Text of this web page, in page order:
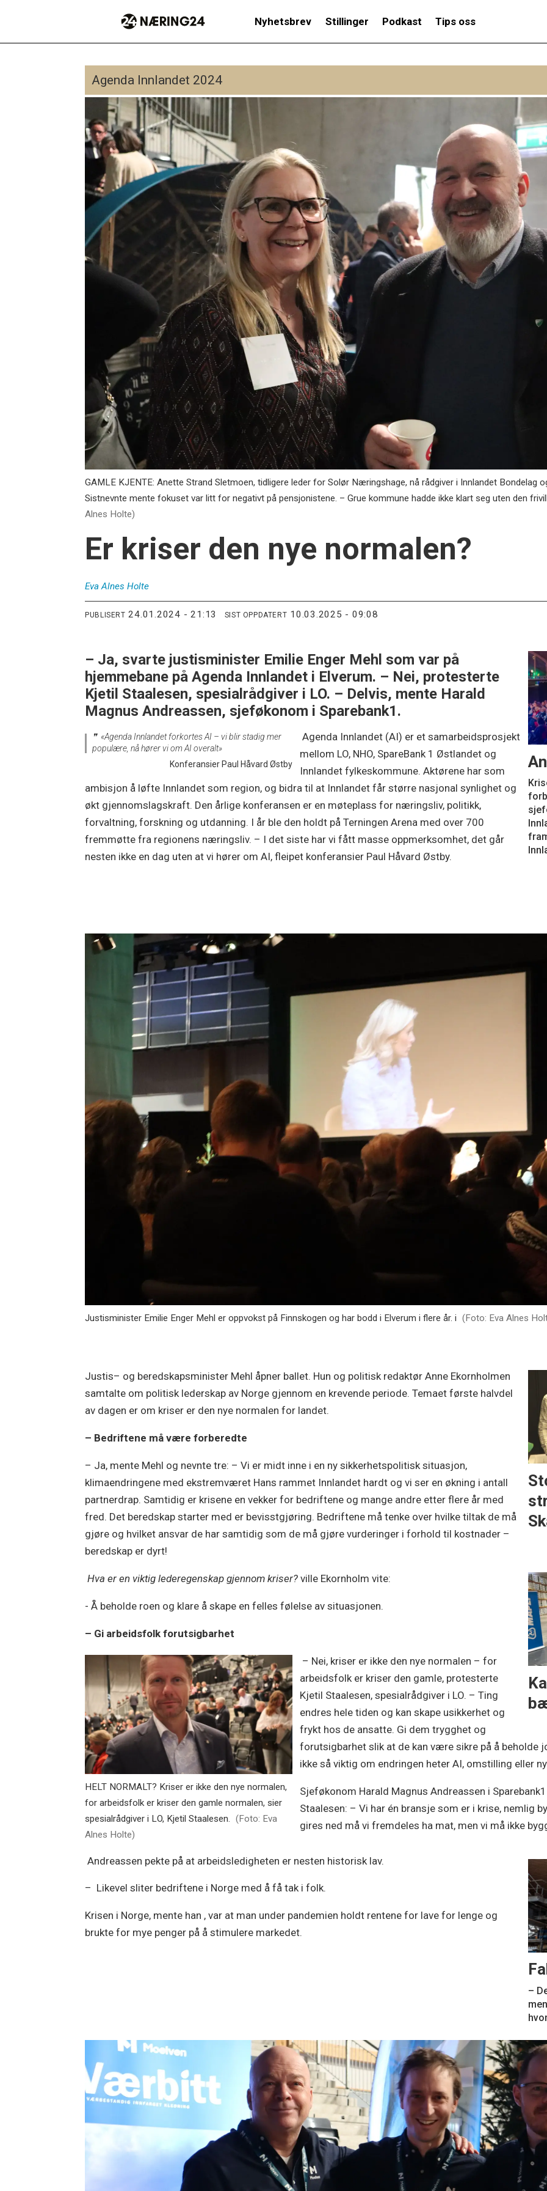
Nyhetsbrev Stillinger Podkast Tips oss
Agenda Innlandet 2024
GAMLE KJENTE: Anette Strand Sletmoen, tidligere leder for Solør Næringshage, nå rådgiver i Innlandet Bondelag
Sistnevnte mente fokuset var litt for negativt på pensjonistene. – Grue kommune hadde ikke klart seg uten den
Alnes Holte)
Er kriser den nye normalen?
Eva Alnes Holte
PUBLISERT 24.01.2024 - 21:13 SIST OPPDATERT 10.03.2025 - 09:08
– Ja, svarte justisminister Emilie Enger Mehl som var på
hjemmebane på Agenda Innlandet i Elverum. – Nei, protesterte
Kjetil Staalesen, spesialrådgiver i LO. – Delvis, mente Harald
Magnus Andreassen, sjeføkonom i Sparebank1.
«Agenda Innlandet forkortes AI – vi blir stadig mer
populære, nå hører vi om AI overalt»
Konferansier Paul Håvard Østby
Agenda Innlandet (AI) er et samarbeidsprosjekt
mellom LO, NHO, SpareBank 1 Østlandet og
Innlandet fylkeskommune. Aktørene har som
ambisjon å løfte Innlandet som region, og bidra til at Innlandet får større nasjonal synlighet og
økt gjennomslagskraft. Den årlige konferansen er en møteplass for næringsliv, politikk,
forvaltning, forskning og utdanning. I år ble den holdt på Terningen Arena med over 700
fremmøtte fra regionens næringsliv. – I det siste har vi fått masse oppmerksomhet, det går
nesten ikke en dag uten at vi hører om AI, fleipet konferansier Paul Håvard Østby.
Justisminister Emilie Enger Mehl er oppvokst på Finnskogen og har bodd i Elverum i flere år. i (Foto: Eva Alnes
Justis– og beredskapsminister Mehl åpner ballet. Hun og politisk redaktør Anne Ekornholmen
samtalte om politisk lederskap av Norge gjennom en krevende periode. Temaet første halvdel
av dagen er om kriser er den nye normalen for landet.
– Bedriftene må være forberedte
– Ja, mente Mehl og nevnte tre: – Vi er midt inne i en ny sikkerhetspolitisk situasjon,
klimaendringene med ekstremværet Hans rammet Innlandet hardt og vi ser en økning i antall
partnerdrap. Samtidig er krisene en vekker for bedriftene og mange andre etter flere år med
fred. Det beredskap starter med er bevisstgjøring. Bedriftene må tenke over hvilke tiltak de må
gjøre og hvilket ansvar de har samtidig som de må gjøre vurderinger i forhold til kostnader –
beredskap er dyrt!
Hva er en viktig lederegenskap gjennom kriser?ville Ekornholm vite:
- Å beholde roen og klare å skape en felles følelse av situasjonen.
– Gi arbeidsfolk forutsigbarhet
HELT NORMALT? Kriser er ikke den nye normalen,
for arbeidsfolk er kriser den gamle normalen, sier
spesialrådgiver i LO, Kjetil Staalesen. (Foto: Eva
Alnes Holte)
– Nei, kriser er ikke den nye normalen – for
arbeidsfolk er kriser den gamle, protesterte
Kjetil Staalesen, spesialrådgiver i LO. – Ting
endres hele tiden og kan skape usikkerhet og
frykt hos de ansatte. Gi dem trygghet og
forutsigbarhet slik at de kan være sikre på å beholde
ikke så viktig om endringen heter AI, omstilling eller
–
Sjeføkonom Harald Magnus Andreassen i
Staalesen: – Vi har én bransje som er i krise, nemlig
gires ned må vi fremdeles ha mat, men vi må ikke
Andreassen pekte på at arbeidsledigheten er nesten historisk lav.
– Likevel sliter bedriftene i Norge med å få tak i folk.
Krisen i Norge, mente han , var at man under pandemien holdt rentene for lave for lenge og
brukte for mye penger på å stimulere markedet.